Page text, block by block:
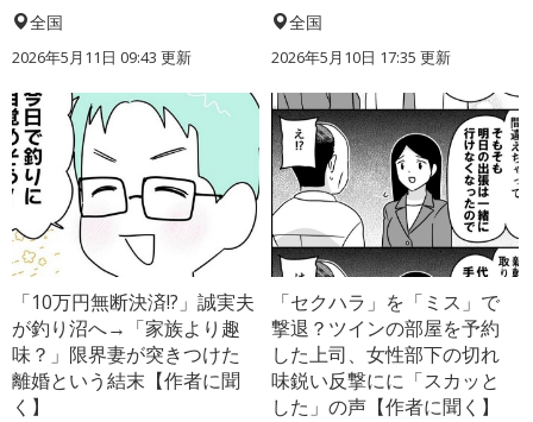
全国
2026年5月11日 09:43 更新
全国
2026年5月10日 17:35 更新
「10万円無断決済!?」誠実夫
が釣り沼へ→「家族より趣
味？」限界妻が突きつけた
離婚という結末【作者に聞
く】
「セクハラ」を「ミス」で
撃退？ツインの部屋を予約
した上司、女性部下の切れ
味鋭い反撃にに「スカッと
した」の声【作者に聞く】